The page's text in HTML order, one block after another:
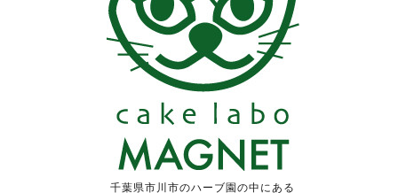
千葉県市川市のハーブ園の中にある